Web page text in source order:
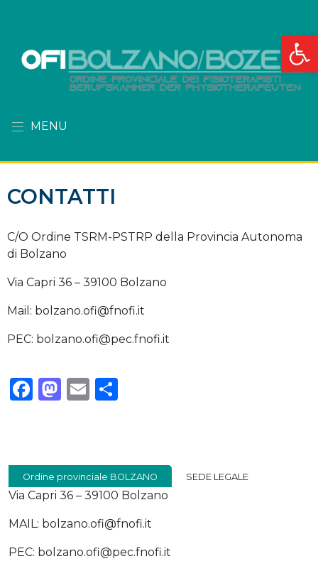
Apri
MENU
CONTATTI
C/O Ordine TSRM-PSTRP della Provincia Autonoma
di Bolzano
Via Capri 36 – 39100 Bolzano
Mail: bolzano.ofi@fnofi.it
PEC: bolzano.ofi@pec.fnofi.it
Facebook
Mastodon
Email
Ordine provinciale BOLZANO SEDE LEGALE
Via Capri 36 – 39100 Bolzano
MAIL: bolzano.ofi@fnofi.it
PEC: bolzano.ofi@pec.fnofi.it